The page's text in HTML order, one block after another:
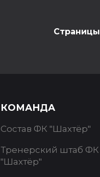
Страницы
КОМАНДА
Состав ФК "Шахтёр"
Тренерский штаб ФК
"Шахтёр"